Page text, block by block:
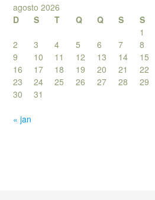
agosto 2026
D
S T Q Q S
S
1
2
3 4 5 6 7
8
9
10 11 12 13 14
15
16
17 18 19 20 21
22
23
24 25 26 27 28
29
30
31
« jan